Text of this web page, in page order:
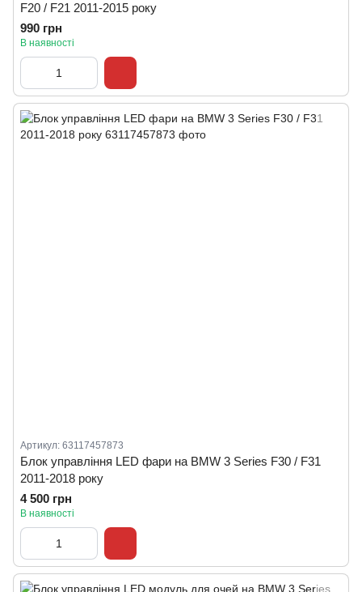
F20 / F21 2011-2015 року
990 грн
В наявності
Артикул: 63117457873
Блок управління LED фари на BMW 3 Series F30 / F31
2011-2018 року
4 500 грн
В наявності